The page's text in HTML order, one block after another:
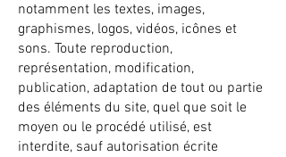
notamment les textes, images,
graphismes, logos, vidéos, icônes et
sons. Toute reproduction,
représentation, modification,
publication, adaptation de tout ou partie
des éléments du site, quel que soit le
moyen ou le procédé utilisé, est
interdite, sauf autorisation écrite